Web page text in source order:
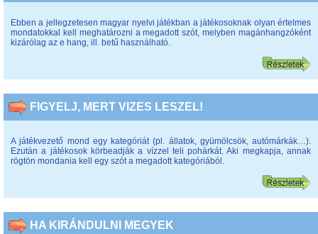
Ebben a jellegzetesen magyar nyelvi játékban a játékosoknak olyan értelmes
mondatokkal kell meghatározni a megadott szót, melyben magánhangzóként
kizárólag az e hang, ill. betű használható.
FIGYELJ, MERT VIZES LESZEL!
A játékvezető mond egy kategóriát (pl. állatok, gyümölcsök, autómárkák…).
Ezután a játékosok körbeadják a vízzel teli pohárkát. Aki megkapja, annak
rögtön mondania kell egy szót a megadott kategóriából.
HA KIRÁNDULNI MEGYEK